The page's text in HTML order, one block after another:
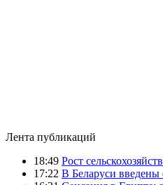
Лента публикаций
18:49 Рост
17:22 В Беларуси